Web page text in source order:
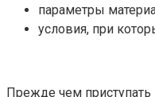
параметры
условия, при
Прежде чем приступать